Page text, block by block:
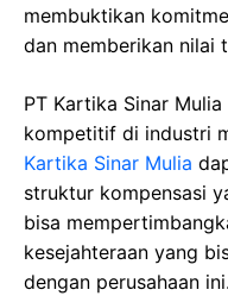
membuktikan
dan memberikan nilai
PT Kartika Sinar
kompetitif di industri
Kartika Sinar Mulia
struktur kompensasi
bisa
kesejahteraan yang
dengan perusahaan ini.